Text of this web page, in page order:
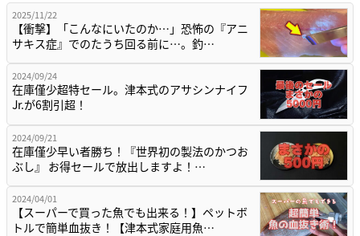
2025/11/22
【衝撃】「こんなにいたのか…」恐怖の『アニ
サキス症』でのたうち回る前に…。釣…
2024/09/24
在庫僅少超特セール。津本式のアサシンナイフ
Jr.が6割引超！
2024/09/21
在庫僅少早い者勝ち！『世界初の製法のかつお
ぶし』 お得セールで放出しますよ！…
2024/04/01
【スーパーで買った魚でも出来る！】ペットボ
トルで簡単血抜き！【津本式家庭用魚…